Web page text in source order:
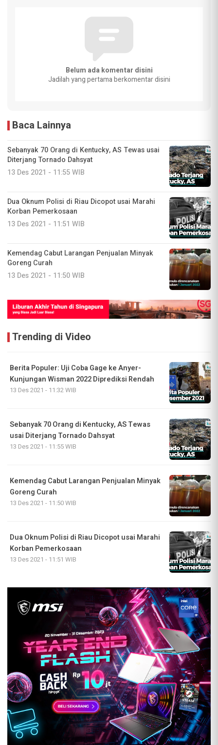
Belum ada komentar disini
Jadilah yang pertama berkomentar disini
Baca Lainnya
Sebanyak 70 Orang di Kentucky, AS Tewas usai
Diterjang Tornado Dahsyat
13 Des 2021 - 11:55 WIB
Dua Oknum Polisi di Riau Dicopot usai Marahi
Korban Pemerkosaan
13 Des 2021 - 11:51 WIB
Kemendag Cabut Larangan Penjualan Minyak
Goreng Curah
13 Des 2021 - 11:50 WIB
Trending di Video
Berita Populer: Uji Coba Gage ke Anyer-
Kunjungan Wisman 2022 Diprediksi Rendah
13 Des 2021 - 11:32 WIB
Sebanyak 70 Orang di Kentucky, AS Tewas
usai Diterjang Tornado Dahsyat
13 Des 2021 - 11:55 WIB
Kemendag Cabut Larangan Penjualan Minyak
Goreng Curah
13 Des 2021 - 11:50 WIB
Dua Oknum Polisi di Riau Dicopot usai Marahi
Korban Pemerkosaan
13 Des 2021 - 11:51 WIB